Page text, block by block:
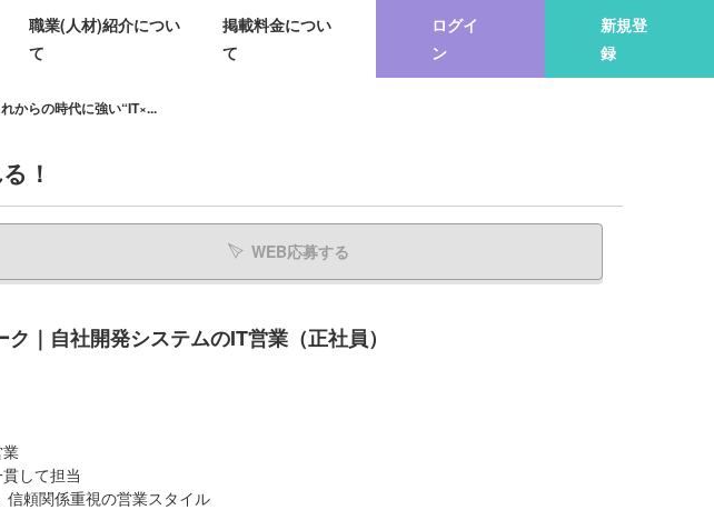
職業(人材)紹介につい
て
掲載料金につい
て
ログイ
ン
新規登
録
からの時代に強い“IT×...
！
WEB応募する
｜自社開発システムのIT営業（正社員）
して担当
頼関係重視の営業スタイル